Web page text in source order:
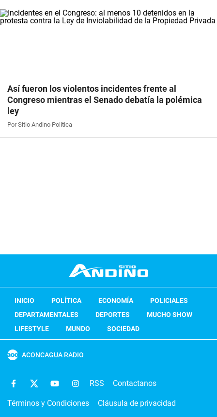
Así fueron los violentos incidentes frente al
Congreso mientras el Senado debatía la polémica
ley
Por Sitio Andino Política
INICIO POLÍTICA ECONOMÍA
POLICIALES
DEPARTAMENTALES
DEPORTES
MUCHO SHOW
LIFESTYLE
MUNDO SOCIEDAD
ACONCAGUA RADIO
RSS Contactanos
Términos y Condiciones Cláusula de privacidad